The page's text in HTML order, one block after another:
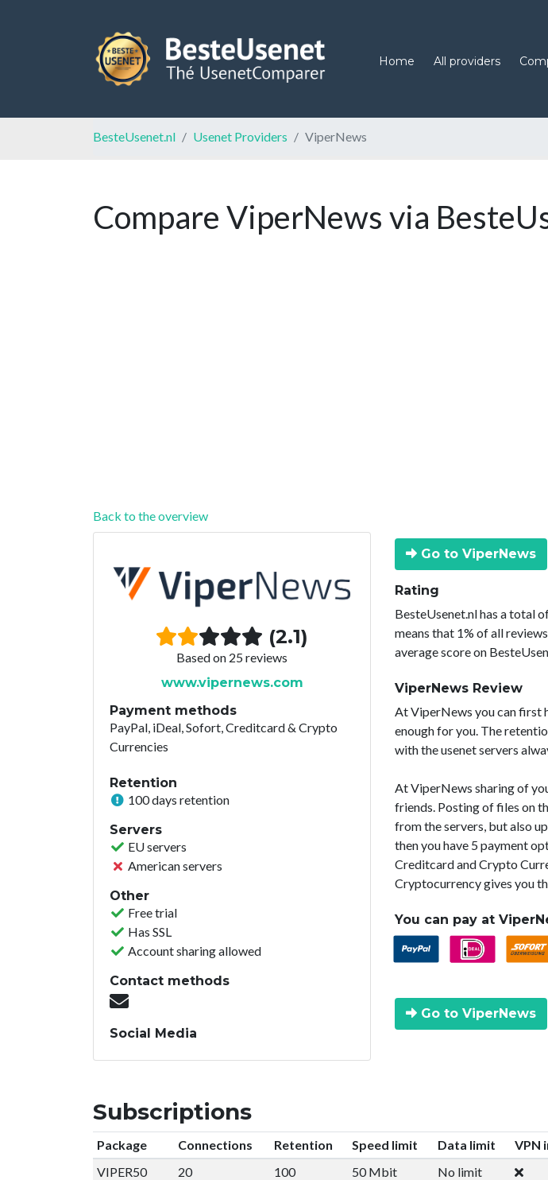
Home All providers
BesteUsenet.nl Usenet Providers ViperNews
Compare ViperNews via
Back to the overview
(2.1)
Based on 25 reviews
www.vipernews.com
Payment methods
PayPal, iDeal, Sofort, Creditcard & Crypto
Currencies
Retention
100 days retention
Servers
EU servers
American servers
Other
Free trial
Has SSL
Account sharing allowed
Contact methods
Social Media
Go to ViperNews
Rating
BesteUsenet.nl has a total
means that 1% of all
average score on
ViperNews Review
At ViperNews you can first
enough for you. The
with the usenet servers
At ViperNews sharing of
friends. Posting of files on
from the servers, but also
then you have 5 payment
Creditcard and Crypto
Cryptocurrency gives you
You can pay at
Go to ViperNews
Subscriptions
Package Connections Retention Speed limit Data limit VPN
VIPER50
20 100 50 Mbit No limit